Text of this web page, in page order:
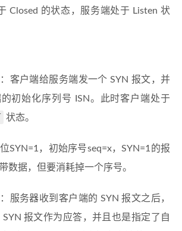
Closed 的状态，服务端处于 Listen 状
客户端给服务端发一个 SYN 报文，并
初始化序列号 ISN。此时客户端处于
状态。
SYN=1，初始序号seq=x，SYN=1的报
数据，但要消耗掉一个序号。
服务器收到客户端的 SYN 报文之后，
报文作为应答，并且也是指定了自